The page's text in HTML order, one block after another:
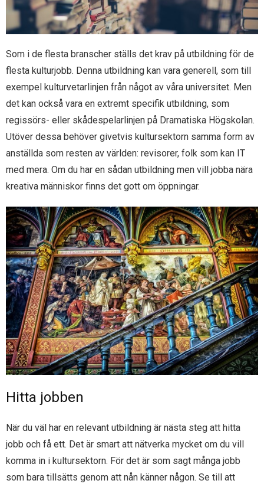
Som i de flesta branscher ställs det krav på utbildning för de
flesta kulturjobb. Denna utbildning kan vara generell, som till
exempel kulturvetarlinjen från något av våra universitet. Men
det kan också vara en extremt specifik utbildning, som
regissörs- eller skådespelarlinjen på Dramatiska Högskolan.
Utöver dessa behöver givetvis kultursektorn samma form av
anställda som resten av världen: revisorer, folk som kan IT
med mera. Om du har en sådan utbildning men vill jobba nära
kreativa människor finns det gott om öppningar.
Hitta jobben
När du väl har en relevant utbildning är nästa steg att hitta
jobb och få ett. Det är smart att nätverka mycket om du vill
komma in i kultursektorn. För det är som sagt många jobb
som bara tillsätts genom att nån känner någon. Se till att